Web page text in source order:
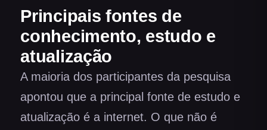
Principais fontes de
conhecimento, estudo e
atualização
A maioria dos participantes da pesquisa
apontou que a principal fonte de estudo e
atualização é a internet. O que não é